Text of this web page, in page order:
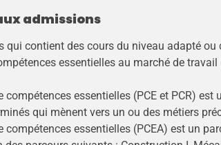
admissions
qui contient des cours du niveau adapté
essentielles au marché de travail
compétences essentielles (PCE et PCR)
qui mènent vers un ou des métiers
compétences essentielles (PCEA) est un